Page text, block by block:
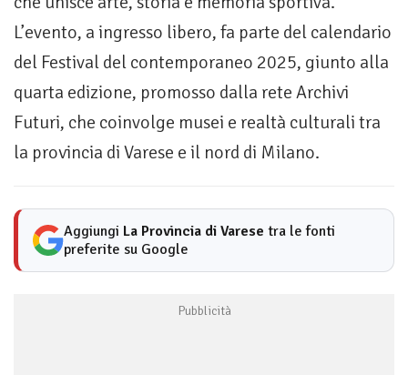
L’evento, a ingresso libero, fa parte del calendario
del Festival del contemporaneo 2025, giunto alla
quarta edizione, promosso dalla rete Archivi
Futuri, che coinvolge musei e realtà culturali tra
la provincia di Varese e il nord di Milano.
Aggiungi La Provincia di Varese tra le fonti
preferite su Google